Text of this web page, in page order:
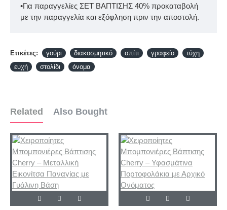
•Για παραγγελίες ΣΕΤ ΒΑΠΤΙΣΗΣ 40% προκαταβολή
με την παραγγελία και εξόφληση πριν την αποστολή.
Ετικέτες: γούρι διακοσμητικό σπίτι γραφείο
τύχη
ευχή
στολίδι όνομα
Related Also Bought